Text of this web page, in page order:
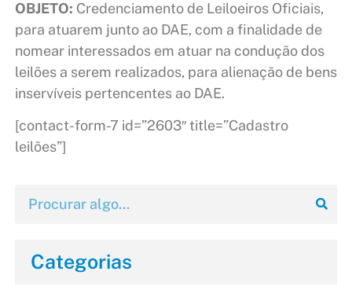
OBJETO: Credenciamento de Leiloeiros Oficiais,
para atuarem junto ao DAE, com a finalidade de
nomear interessados em atuar na condução dos
leilões a serem realizados, para alienação de bens
inservíveis pertencentes ao DAE.
[contact-form-7 id=”2603″ title=”Cadastro
leilões”]
Categorias